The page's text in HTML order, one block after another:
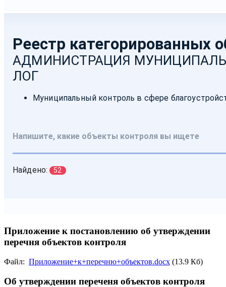
Приложение к постановлению об утверждении
перечня объектов контроля
Файл: Приложение+к+перечню+объектов.docx (13.9 Кб)
Об утверждении переченя объектов контроля